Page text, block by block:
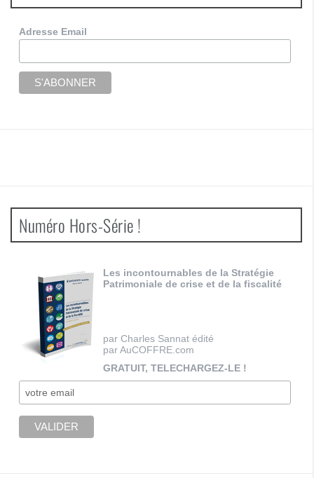
Adresse Email
Numéro Hors-Série !
Les incontournables de la Stratégie
Patrimoniale de crise et de la fiscalité
par Charles Sannat édité
par AuCOFFRE.com
GRATUIT, TELECHARGEZ-LE !